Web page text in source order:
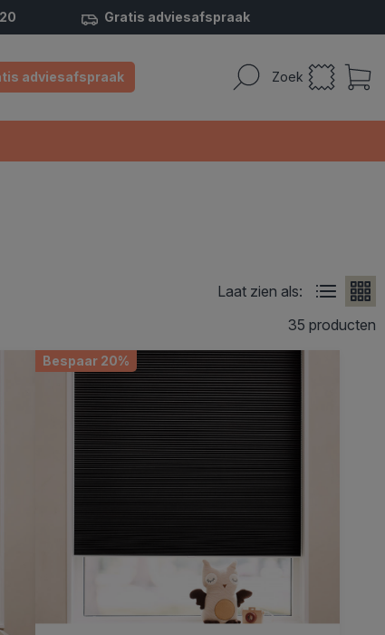
Gratis adviesafspraak
Zoek
adviesafspraak
Laat zien als:
35 producten
Bespaar 20%